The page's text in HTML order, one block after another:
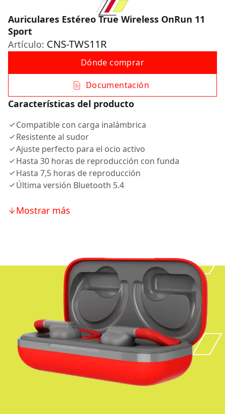
Auriculares Estéreo True Wireless OnRun 11
Sport
Artículo: CNS-TWS11R
Dónde comprar
Documentación
Características del producto
Compatible con carga inalámbrica
Resistente al sudor
Ajuste perfecto para el ocio activo
Hasta 30 horas de reproducción con funda
Hasta 7,5 horas de reproducción
Última versión Bluetooth 5.4
Mostrar más